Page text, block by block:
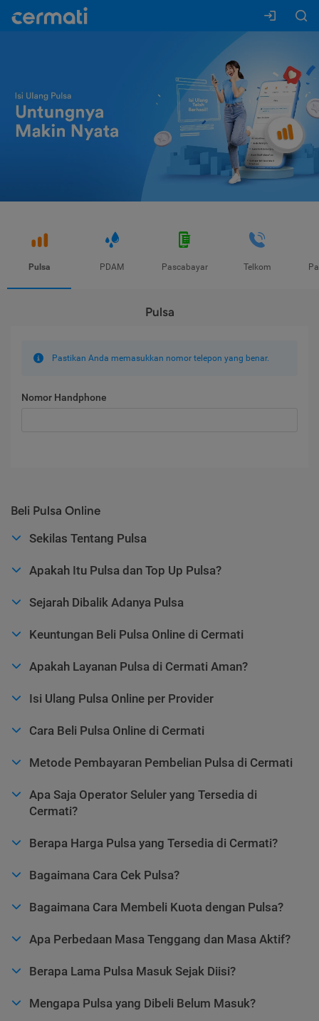
Pulsa PDAM Pascabayar Telkom
Pulsa
Pastikan Anda memasukkan nomor telepon yang benar.
Nomor Handphone
Beli Pulsa Online
Sekilas Tentang Pulsa
Apakah Itu Pulsa dan Top Up Pulsa?
Sejarah Dibalik Adanya Pulsa
Keuntungan Beli Pulsa Online di Cermati
Apakah Layanan Pulsa di Cermati Aman?
Isi Ulang Pulsa Online per Provider
Cara Beli Pulsa Online di Cermati
Metode Pembayaran Pembelian Pulsa di Cermati
Apa Saja Operator Seluler yang Tersedia di
Cermati?
Berapa Harga Pulsa yang Tersedia di Cermati?
Bagaimana Cara Cek Pulsa?
Bagaimana Cara Membeli Kuota dengan Pulsa?
Apa Perbedaan Masa Tenggang dan Masa Aktif?
Berapa Lama Pulsa Masuk Sejak Diisi?
Mengapa Pulsa yang Dibeli Belum Masuk?